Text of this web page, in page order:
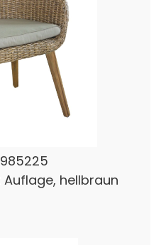
985225
Auflage, hellbraun